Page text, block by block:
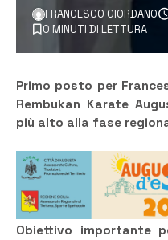
FRANCESCO GIORDANO
0 MINUTI DI LETTURA
Primo posto per
Rembukan Karate
più alto alla fase
Obiettivo importante